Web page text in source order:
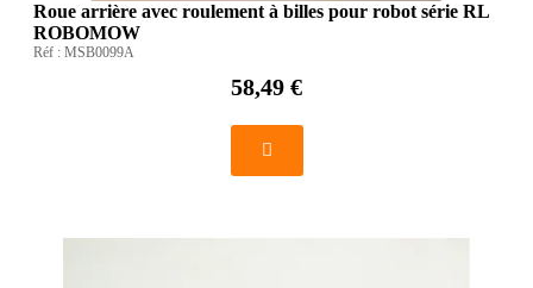
Roue arrière avec roulement à billes pour robot série RL
ROBOMOW
Réf : MSB0099A
58,49 €